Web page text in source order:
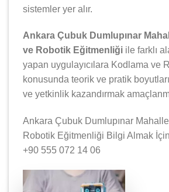
sistemler yer alır.
Ankara Çubuk Dumlupınar
ve Robotik Eğitmenliği ile farklı
yapan uygulayıcılara Kodlama ve
konusunda teorik ve pratik
ve yetkinlik kazandırmak
Ankara Çubuk Dumlupınar
Robotik Eğitmenliği Bilgi Almak İçin
+90 555 072 14 06